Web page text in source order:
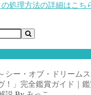
処理方法の詳細はこち
！」完全鑑賞ガイド｜鑑